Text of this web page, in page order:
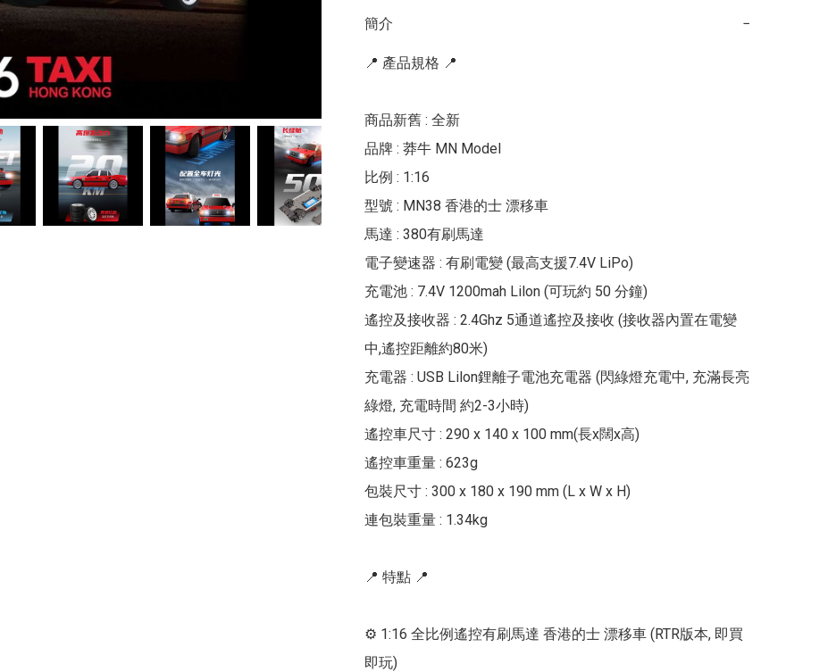
簡介 −
📍 產品規格 📍
商品新舊 : 全新
品牌 : 莽牛 MN Model
比例 : 1:16
型號 : MN38 香港的士 漂移車
馬達 : 380有刷馬達
電子變速器 : 有刷電變 (最高支援7.4V LiPo)
充電池 : 7.4V 1200mah Lilon (可玩約 50 分鐘)
遙控及接收器 : 2.4Ghz 5通道遙控及接收 (接收器內置在電變
中,遙控距離約80米)
充電器 : USB Lilon鋰離子電池充電器 (閃綠燈充電中, 充滿長亮
綠燈, 充電時間 約2-3小時)
遙控車尺寸 : 290 x 140 x 100 mm(長x闊x高)
遙控車重量 : 623g
包裝尺寸 : 300 x 180 x 190 mm (L x W x H)
連包裝重量 : 1.34kg
📍 特點 📍
⚙ 1:16 全比例遙控有刷馬達 香港的士 漂移車 (RTR版本, 即買
即玩)